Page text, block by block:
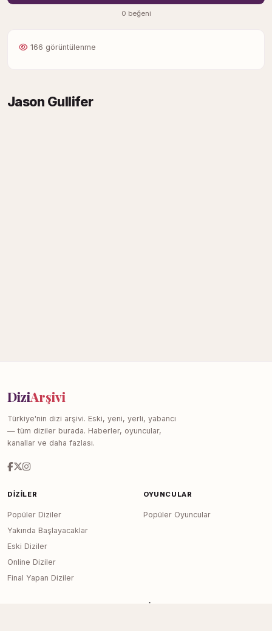
0 beğeni
166 görüntülenme
Jason Gullifer
DiziArşivi
Türkiye'nin dizi arşivi. Eski, yeni, yerli, yabancı
— tüm diziler burada. Haberler, oyuncular,
kanallar ve daha fazlası.
DIZILER
Popüler Diziler
Yakında Başlayacaklar
Eski Diziler
Online Diziler
Final Yapan Diziler
OYUNCULAR
Popüler Oyuncular
SITE